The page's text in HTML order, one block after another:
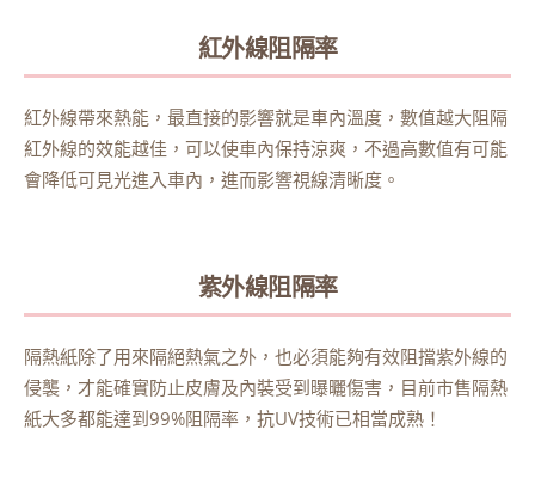
紅外線阻隔率
紅外線帶來熱能，最直接的影響就是車內溫度，數值越大阻隔
紅外線的效能越佳，可以使車內保持涼爽，不過高數值有可能
會降低可見光進入車內，進而影響視線清晰度。
紫外線阻隔率
隔熱紙除了用來隔絕熱氣之外，也必須能夠有效阻擋紫外線的
侵襲，才能確實防止皮膚及內裝受到曝曬傷害，目前市售隔熱
紙大多都能達到99%阻隔率，抗UV技術已相當成熟！